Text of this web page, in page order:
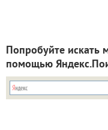
Попробуйте искать
помощью